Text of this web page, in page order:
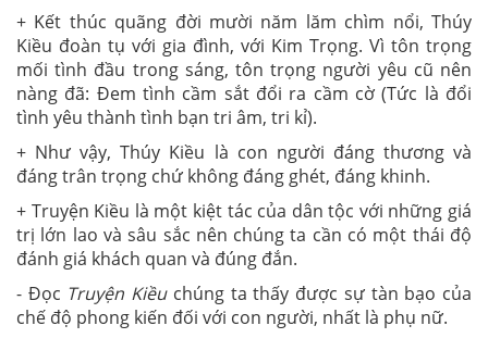
+ Kết thúc quãng đời mười năm lăm chìm nổi, Thúy
Kiều đoàn tụ với gia đình, với Kim Trọng. Vì tôn trọng
mối tình đầu trong sáng, tôn trọng người yêu cũ nên
nàng đã: Đem tình cầm sắt đổi ra cầm cờ (Tức là đổi
tình yêu thành tình bạn tri âm, tri kỉ).
+ Như vậy, Thúy Kiều là con người đáng thương và
đáng trân trọng chứ không đáng ghét, đáng khinh.
+ Truyện Kiều là một kiệt tác của dân tộc với những giá
trị lớn lao và sâu sắc nên chúng ta cần có một thái độ
đánh giá khách quan và đúng đắn.
- Đọc Truyện Kiềuchúng ta thấy được sự tàn bạo của
chế độ phong kiến đối với con người, nhất là phụ nữ.